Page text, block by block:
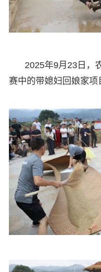
2025年9月23日，
赛中的带媳妇回娘家项